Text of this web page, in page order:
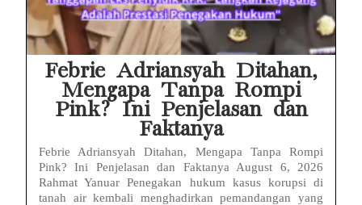
Febrie Adriansyah Ditahan,
Mengapa Tanpa Rompi
Pink? Ini Penjelasan dan
Faktanya
Febrie Adriansyah Ditahan, Mengapa Tanpa Rompi
Pink? Ini Penjelasan dan Faktanya August 6, 2026
Rahmat Yanuar Penegakan hukum kasus korupsi di
tanah air kembali menghadirkan pemandangan yang